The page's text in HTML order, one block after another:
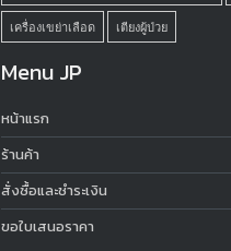
เครื่องเขย่าเลือด เตียงผู้ป่วย
Menu JP
หน้าแรก
ร้านค้า
สั่งซื้อและชำระเงิน
ขอใบเสนอราคา